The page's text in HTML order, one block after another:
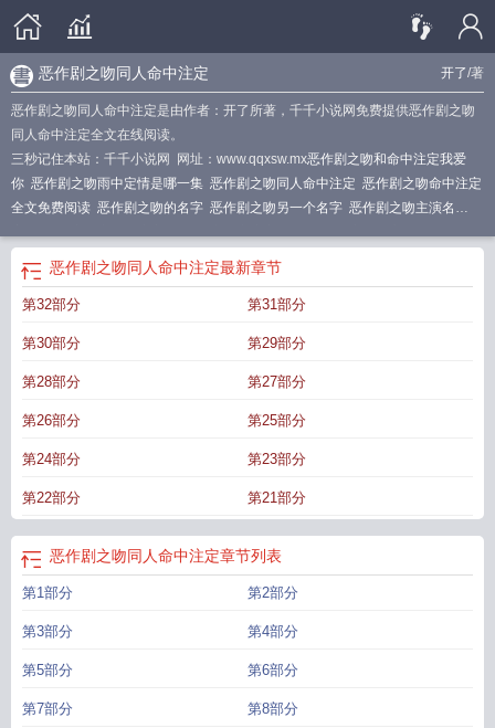
开了/著
恶作剧之吻同人命中注定
恶作剧之吻同人命中注定是由作者：开了所著，千千小说网免费提供恶作剧之吻
同人命中注定全文在线阅读。
三秒记住本站：千千小说网 网址：www.qqxsw.mx恶作剧之吻和命中注定我爱
你 恶作剧之吻雨中定情是哪一集 恶作剧之吻同人命中注定 恶作剧之吻命中注定
全文免费阅读 恶作剧之吻的名字 恶作剧之吻另一个名字 恶作剧之吻主演名
剧之吻命中注定茶杯鲸
[恶作剧之吻 恶作剧之吻命中注定txt书包
中注定
恶作剧之吻同人命中注定最新章节
第32部分 第31部分
第30部分 第29部分
第28部分 第27部分
第26部分 第25部分
第24部分 第23部分
第22部分 第21部分
恶作剧之吻同人命中注定章节列表
第1部分 第2部分
第3部分 第4部分
第5部分 第6部分
第7部分 第8部分